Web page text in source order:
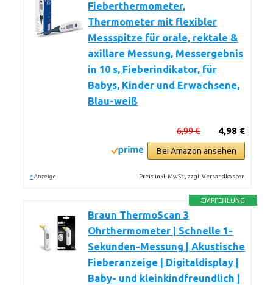
Fieberthermometer,
Thermometer mit flexibler
Messspitze für orale, rektale &
axillare Messung, Messergebnis
in 10 s, Fieberindikator, für
Babys, Kinder und Erwachsene,
Blau-weiß
4,98 €
6,99 €
Bei Amazon ansehen
* Anzeige Preis inkl. MwSt., zzgl. Versandkosten
EMPFEHLUNG
Braun ThermoScan 3
Ohrthermometer | Schnelle 1-
Sekunden-Messung | Akustische
Fieberanzeige | Digitaldisplay |
Baby- und kleinkindfreundlich |